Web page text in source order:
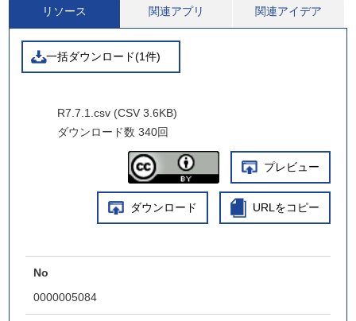
リソース 関連アプリ 関連アイデア
一括ダウンロード(1件)
R7.7.1.csv (CSV 3.6KB)
ダウンロード数 340回
プレビュー
ダウンロード URLをコピー
No
0000005084